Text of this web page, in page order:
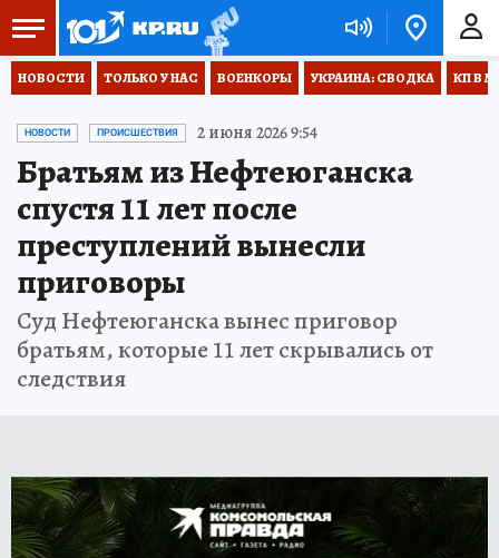
НОВОСТИ ТОЛЬКО У НАС ВОЕНКОРЫ УКРАИНА: СВОДКА КП В
НОВОСТИ ПРОИСШЕСТВИЯ 2 июня 2026 9:54
Братьям из Нефтеюганска
спустя 11 лет после
преступлений вынесли
приговоры
Суд Нефтеюганска вынес приговор
братьям, которые 11 лет скрывались от
следствия